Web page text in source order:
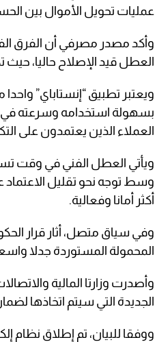
عمليات تحويل الأموال بين
وأكد مصدر مصرفي أن الفرق
العطل قيد الإصلاح حاليا،
ويعتبر تطبيق “إنستاباي”
بسهولة استخدامه وسرعته في
العملاء الذين يعتمدون على
ويأتي العطل الفني في وقت
وسط توجه نحو تقليل الاعتماد
أكثر أمانا وفعالية.
وفي سياق متصل، أثار قرار
المحمولة المستوردة جدلا
وأصدرت وزارتا المالية
الجديدة التي سيتم اتخاذها
ووفقا للبيان، تم إطلاق نظام